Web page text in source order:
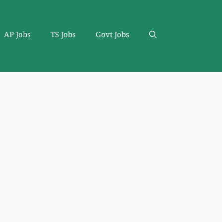
AP Jobs TS Jobs Govt Jobs